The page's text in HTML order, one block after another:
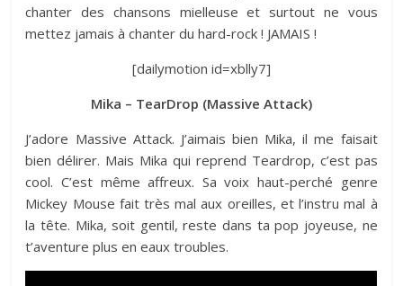
chanter des chansons mielleuse et surtout ne vous
mettez jamais à chanter du hard-rock ! JAMAIS !
[dailymotion id=xblly7]
Mika – TearDrop (Massive Attack)
J’adore Massive Attack. J’aimais bien Mika, il me faisait
bien délirer. Mais Mika qui reprend Teardrop, c’est pas
cool. C’est même affreux. Sa voix haut-perché genre
Mickey Mouse fait très mal aux oreilles, et l’instru mal à
la tête. Mika, soit gentil, reste dans ta pop joyeuse, ne
t’aventure plus en eaux troubles.